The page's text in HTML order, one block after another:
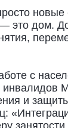
новые
это дом.
с
и
занятости